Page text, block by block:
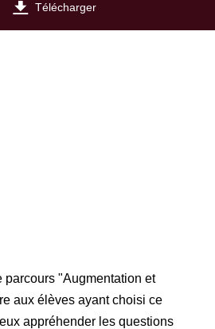
Télécharger
parcours "Augmentation et
aux élèves ayant choisi ce
appréhender les questions